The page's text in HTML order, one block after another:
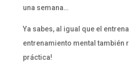
una semana…
Ya sabes, al igual que el
entrenamiento mental también
práctica!